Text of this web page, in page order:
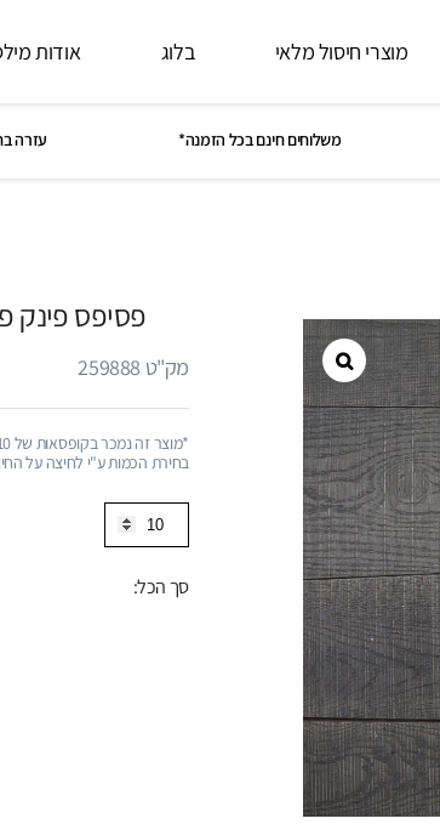
מוצרי חיסול מלאי בלוג אודות
משלוחים חינם בכל הזמנה* עזרה
פסיפס פינק
מק"ט 259888
*מוצר זה נמכר בקופסאות של 10 יח'
בחירת הכמות ע"י לחיצה על
כמות
פינק
סך הכל: